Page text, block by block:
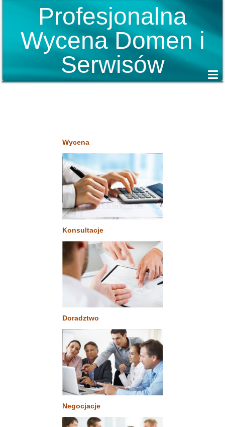
Profesjonalna
Wycena Domen i
Serwisów
Wycena
Konsultacje
Doradztwo
Negocjacje